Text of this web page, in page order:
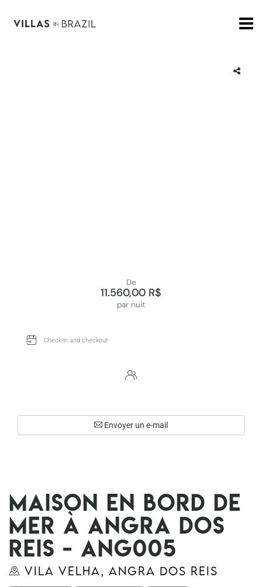
Maison en bord de
mer à Angra dos
Reis - Ang005
Vila Velha, Angra dos Reis
De
11.560,00 R$
par nuit
Envoyer un e-mail